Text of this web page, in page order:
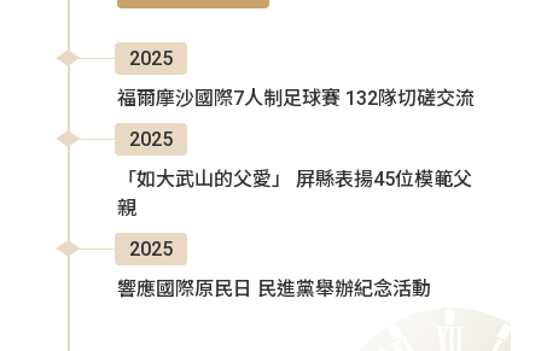
2025
福爾摩沙國際7人制足球賽 132隊切磋交流
2025
「如大武山的父愛」 屏縣表揚45位模範父
親
2025
響應國際原民日 民進黨舉辦紀念活動